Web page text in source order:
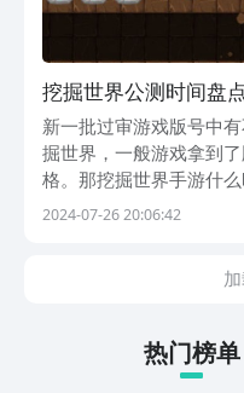
挖掘世界公测时间盘
时候上线
新一批过审游戏版号中
掘世界，一般游戏拿到
格。那挖掘世界手游什
挖掘世界公测时间介绍
2024-07-26 20:06:42
热门榜单